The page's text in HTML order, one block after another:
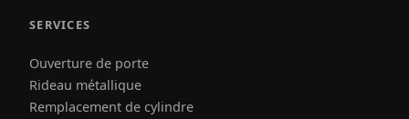
SERVICES
Ouverture de porte
Rideau métallique
Remplacement de cylindre